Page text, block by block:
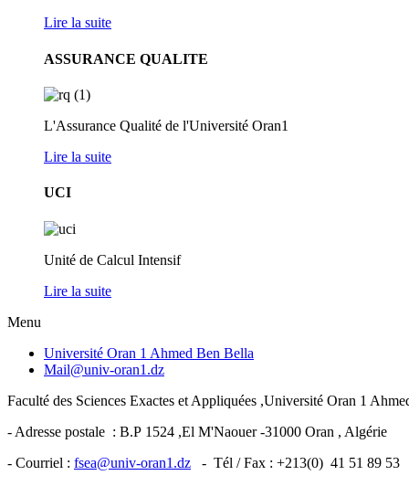
Lire la suite
ASSURANCE QUALITE
L'Assurance Qualité de l'Université Oran1
Lire la suite
UCI
Unité de Calcul Intensif
Lire la suite
Menu
Université Oran 1 Ahmed Ben Bella
Mail@univ-oran1.dz
Faculté des Sciences Exactes et Appliquées ,Université Oran 1
- Adresse postale : B.P 1524 ,El M'Naouer -31000 Oran , Algérie
- Courriel : fsea@univ-oran1.dz - Tél / Fax : +213(0) 41 51 89 53